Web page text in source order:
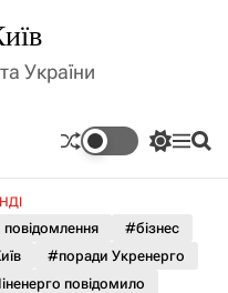
України
П
м
к
а
М П
#бізнес
#поради Укренерго
повідомило